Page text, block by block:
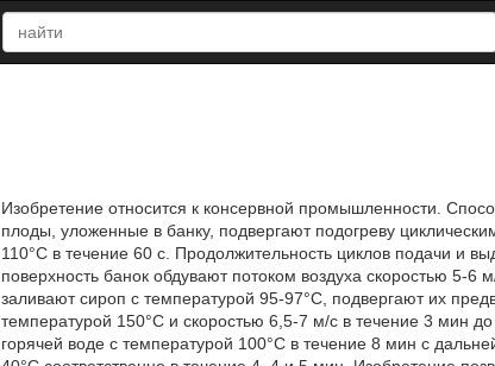
Изобретение относится к консервной промышленности.
плоды, уложенные в банку, подвергают подогреву
110°C в течение 60 с. Продолжительность циклов подачи и
поверхность банок обдувают потоком воздуха скоростью 5-
заливают сироп с температурой 95-97°C, подвергают их
температурой 150°C и скоростью 6,5-7 м/с в течение 3 мин
горячей воде с температурой 100°C в течение 8 мин с